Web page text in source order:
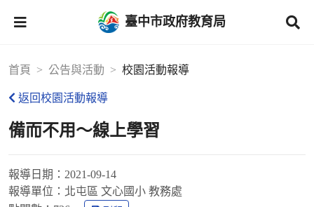
臺中市政府教育局
首頁 公告與活動 校園活動報導
返回校園活動報導
備而不用～線上學習
報導日期： 2021-09-14
報導單位： 北屯區 文心國小 教務處